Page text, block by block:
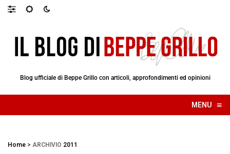
Blog ufficiale di Beppe Grillo con articoli, approfondimenti ed opinioni
MENU ≡
☰
Home > ARCHIVIO 2011